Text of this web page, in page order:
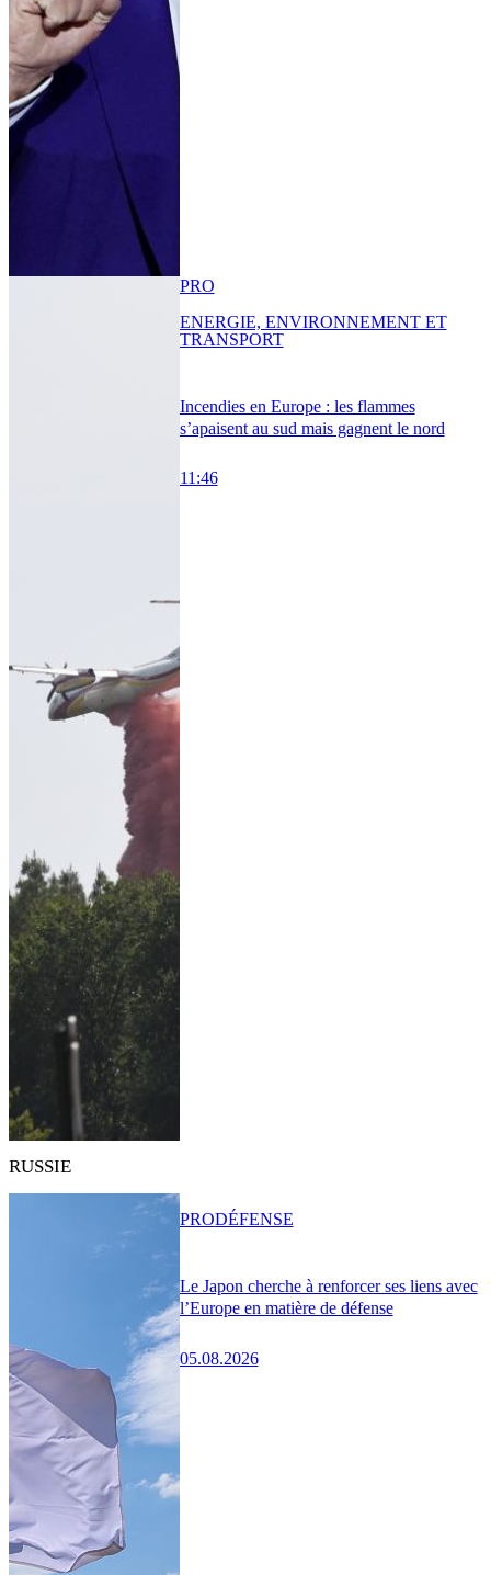
Incendies en Europe : les flammes
s’apaisent au sud mais gagnent le nord
11:46
PRO
ENERGIE, ENVIRONNEMENT ET
TRANSPORT
RUSSIE
Le Japon cherche à renforcer ses liens avec
l’Europe en matière de défense
05.08.2026
PRODÉFENSE